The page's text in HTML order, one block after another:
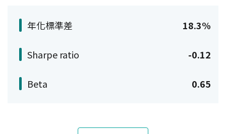
年化標準差 18.3%
Sharpe ratio -0.12
Beta 0.65